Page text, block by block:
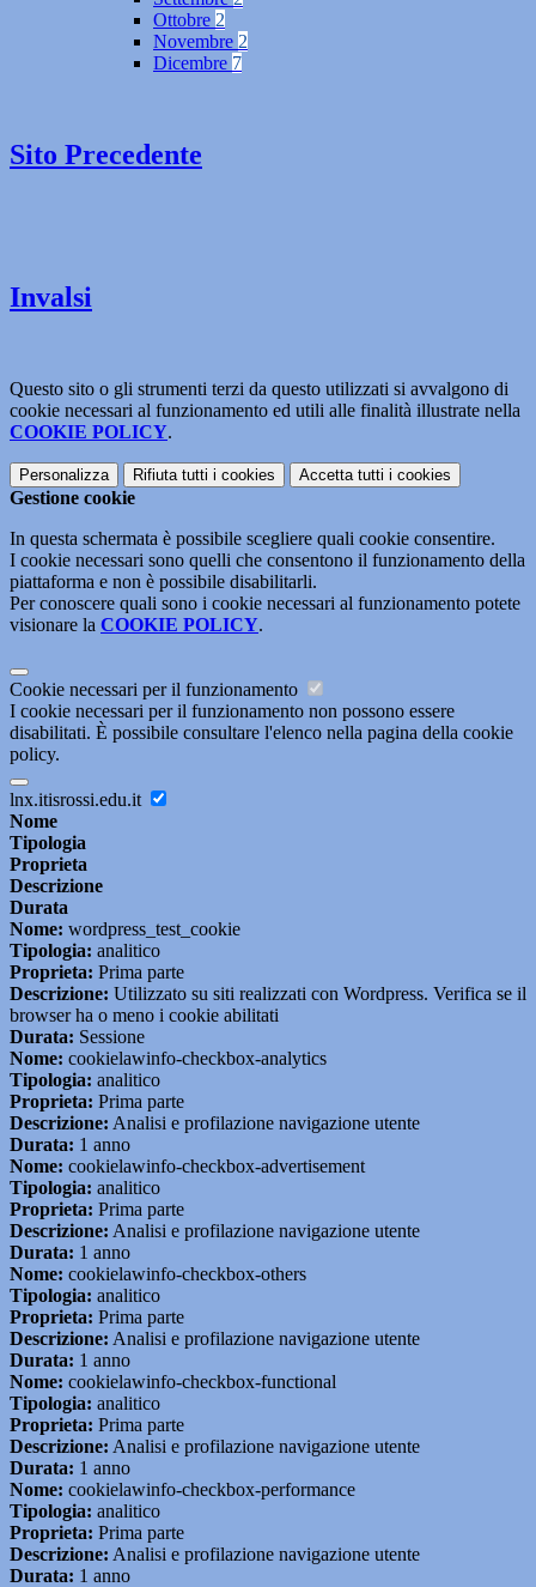
Ottobre 2
Novembre 2
Dicembre 7
Sito Precedente
Invalsi
Questo sito o gli strumenti terzi da questo utilizzati si avvalgono di
cookie necessari al funzionamento ed utili alle finalità illustrate nella
COOKIE POLICY.
Personalizza Rifiuta tutti i cookies Accetta tutti i cookies
Gestione cookie
In questa schermata è possibile scegliere quali cookie consentire.
I cookie necessari sono quelli che consentono il funzionamento della
piattaforma e non è possibile disabilitarli.
Per conoscere quali sono i cookie necessari al funzionamento potete
visionare la COOKIE POLICY.
Cookie necessari per il funzionamento
I cookie necessari per il funzionamento non possono essere
disabilitati. È possibile consultare l'elenco nella pagina della cookie
policy.
lnx.itisrossi.edu.it
Nome
Tipologia
Proprieta
Descrizione
Durata
Nome: wordpress_test_cookie
Tipologia: analitico
Proprieta: Prima parte
Descrizione: Utilizzato su siti realizzati con Wordpress. Verifica se il
browser ha o meno i cookie abilitati
Durata: Sessione
Nome: cookielawinfo-checkbox-analytics
Tipologia: analitico
Proprieta: Prima parte
Descrizione: Analisi e profilazione navigazione utente
Durata: 1 anno
Nome: cookielawinfo-checkbox-advertisement
Tipologia: analitico
Proprieta: Prima parte
Descrizione: Analisi e profilazione navigazione utente
Durata: 1 anno
Nome: cookielawinfo-checkbox-others
Tipologia: analitico
Proprieta: Prima parte
Descrizione: Analisi e profilazione navigazione utente
Durata: 1 anno
Nome: cookielawinfo-checkbox-functional
Tipologia: analitico
Proprieta: Prima parte
Descrizione: Analisi e profilazione navigazione utente
Durata: 1 anno
Nome: cookielawinfo-checkbox-performance
Tipologia: analitico
Proprieta: Prima parte
Descrizione: Analisi e profilazione navigazione utente
Durata: 1 anno